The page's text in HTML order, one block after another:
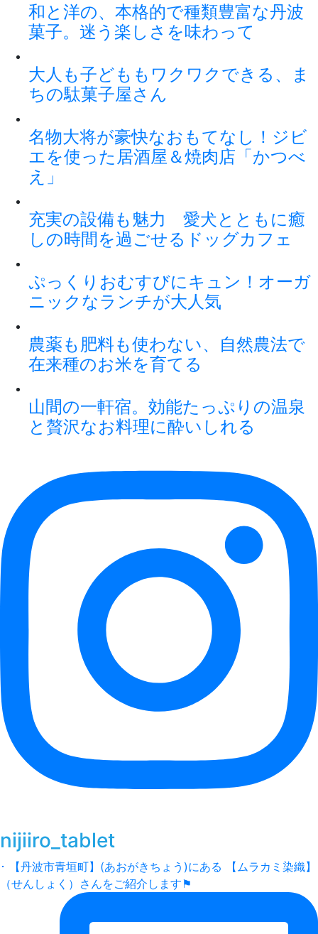
和と洋の、本格的で種類豊富な丹波
菓子。迷う楽しさを味わって
大人も子どももワクワクできる、ま
ちの駄菓子屋さん
名物大将が豪快なおもてなし！ジビ
エを使った居酒屋＆焼肉店「かつべ
え」
充実の設備も魅力 愛犬とともに癒
しの時間を過ごせるドッグカフェ
ぷっくりおむすびにキュン！オーガ
ニックなランチが大人気
農薬も肥料も使わない、自然農法で
在来種のお米を育てる
山間の一軒宿。効能たっぷりの温泉
と贅沢なお料理に酔いしれる
nijiiro_tablet
･ 【丹波市青垣町】(あおがきちょう)にある 【ムラカミ染織】
（せんしょく）さんをご紹介します⚑